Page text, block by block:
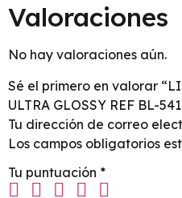
Valoraciones
No hay valoraciones aún.
Sé el primero en valorar
ULTRA GLOSSY REF BL-
Tu dirección de correo
Los campos obligatorios
Tu puntuación *